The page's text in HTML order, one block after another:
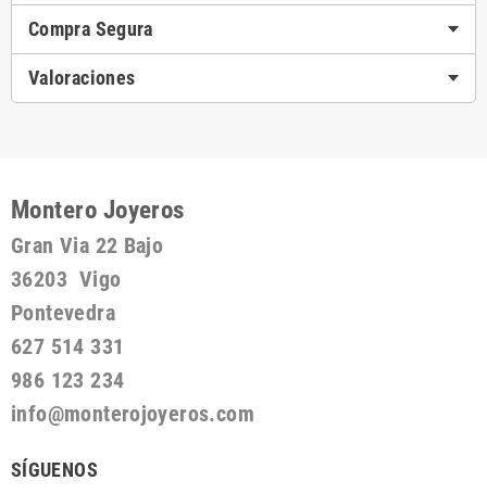
Compra Segura
Valoraciones
Montero Joyeros
Gran Via 22 Bajo
36203 Vigo
Pontevedra
627 514 331
986 123 234
info@monterojoyeros.com
SÍGUENOS